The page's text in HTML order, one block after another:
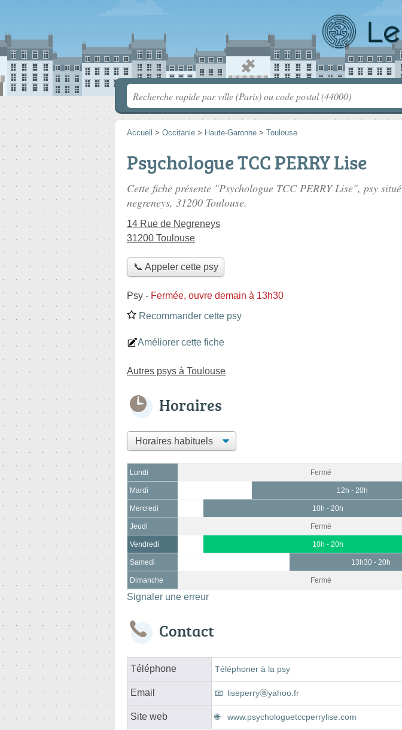
Accueil > Occitanie > Haute-Garonne > Toulouse
Psychologue TCC PERRY Lise
Cette fiche présente "Psychologue TCC PERRY Lise", psy situé
negreneys, 31200 Toulouse.
14 Rue de Negreneys
31200 Toulouse
📞 Appeler cette psy
Psy - Fermée, ouvre demain à 13h30
Recommander cette psy
Améliorer cette fiche
Autres psys à Toulouse
Horaires
Lundi Fermé
Mardi 12h - 20h
Mercredi 10h - 20h
Jeudi Fermé
Vendredi 10h - 20h
Samedi 13h30 - 20h
Dimanche Fermé
Signaler une erreur
Contact
Téléphone Téléphoner à la psy
Email liseperryⓐyahoo.fr
Site web www.psychologuetccperrylise.com